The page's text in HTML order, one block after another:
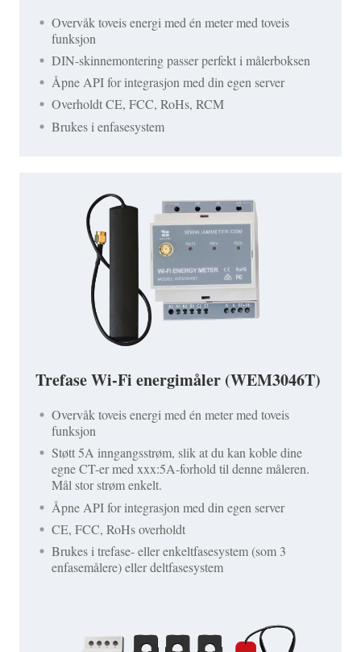
Overvåk toveis energi med én meter med toveis
funksjon
DIN-skinnemontering passer perfekt i målerboksen
Åpne API for integrasjon med din egen server
Overholdt CE, FCC, RoHs, RCM
Brukes i enfasesystem
Trefase Wi-Fi energimåler (WEM3046T)
Overvåk toveis energi med én meter med toveis
funksjon
Støtt 5A inngangsstrøm, slik at du kan koble dine
egne CT-er med xxx:5A-forhold til denne måleren.
Mål stor strøm enkelt.
Åpne API for integrasjon med din egen server
CE, FCC, RoHs overholdt
Brukes i trefase- eller enkeltfasesystem (som 3
enfasemålere) eller deltfasesystem